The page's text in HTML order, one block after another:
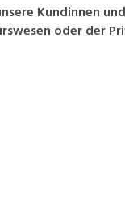
Kundinnen
oder der